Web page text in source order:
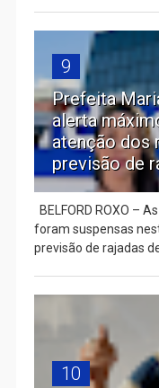
9
Prefeita
alerta
atenção dos
previsão de
BELFORD ROXO –
foram suspensas
previsão de rajadas
10